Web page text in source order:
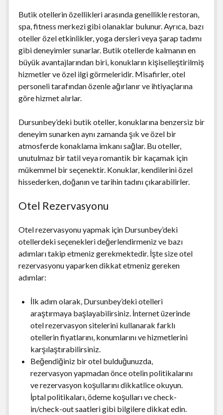
Butik otellerin özellikleri arasında genellikle restoran,
spa, fitness merkezi gibi olanaklar bulunur. Ayrıca, bazı
oteller özel etkinlikler, yoga dersleri veya şarap tadımı
gibi deneyimler sunarlar. Butik otellerde kalmanın en
büyük avantajlarından biri, konukların kişiselleştirilmiş
hizmetler ve özel ilgi görmeleridir. Misafirler, otel
personeli tarafından özenle ağırlanır ve ihtiyaçlarına
göre hizmet alırlar.
Dursunbey’deki butik oteller, konuklarına benzersiz bir
deneyim sunarken aynı zamanda şık ve özel bir
atmosferde konaklama imkanı sağlar. Bu oteller,
unutulmaz bir tatil veya romantik bir kaçamak için
mükemmel bir seçenektir. Konuklar, kendilerini özel
hissederken, doğanın ve tarihin tadını çıkarabilirler.
Otel Rezervasyonu
Otel rezervasyonu yapmak için Dursunbey’deki
otellerdeki seçenekleri değerlendirmeniz ve bazı
adımları takip etmeniz gerekmektedir. İşte size otel
rezervasyonu yaparken dikkat etmeniz gereken
adımlar:
İlk adım olarak, Dursunbey’deki otelleri
araştırmaya başlayabilirsiniz. İnternet üzerinde
otel rezervasyon sitelerini kullanarak farklı
otellerin fiyatlarını, konumlarını ve hizmetlerini
karşılaştırabilirsiniz.
Beğendiğiniz bir otel bulduğunuzda,
rezervasyon yapmadan önce otelin politikalarını
ve rezervasyon koşullarını dikkatlice okuyun.
İptal politikaları, ödeme koşulları ve check-
in/check-out saatleri gibi bilgilere dikkat edin.